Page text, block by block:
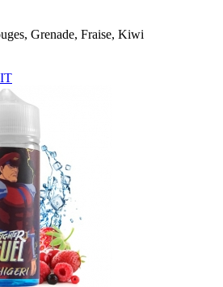
Grenade, Fraise, Kiwi